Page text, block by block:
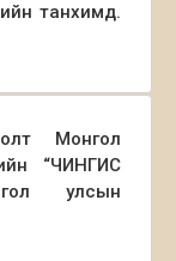
танхимд.
профессор,
Вэйчен Лин,
багш,
Грэммийн
Линн
Монгол
“ЧИНГИС
улсын
ХУУР”